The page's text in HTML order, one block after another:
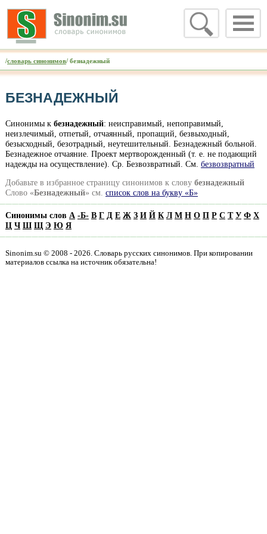
/словарь синонимов/ безнадежный
БЕЗНАДЕЖНЫЙ
Синонимы к безнадежный: неисправимый, непоправимый,
неизлечимый, отпетый, отчаянный, пропащий, безвыходный,
безысходный, безотрадный, неутешительный. Безнадежный больной.
Безнадежное отчаяние. Проект мертворожденный (т. е. не подающий
надежды на осуществление). Ср. Безвозвратный. Cм. безвозвратный
Добавьте в избранное страницу синонимов к слову безнадежный
Слово «Безнадежный» см. список слов на букву «Б»
Синонимы слов А -Б- В Г Д Е Ж З И Й К Л М Н О П Р С Т У Ф Х
Ц Ч Ш Щ Э Ю Я
Sinonim.su © 2008 - 2026. Словарь русских синонимов. При копировании
материалов ссылка на источник обязательна!